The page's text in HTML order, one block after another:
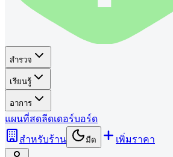
สำรวจ
เรียนรู้
อาการ
แผนที่สดลีดเดอร์บอร์ด
สำหรับร้าน
มืด เพิ่มราคา